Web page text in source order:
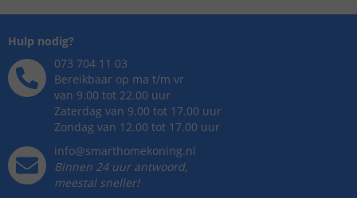
Hulp nodig?
073 704 11 03
Bereikbaar op ma t/m vr
van 9.00 tot 22.00 uur
Zaterdag van 9.00 tot 17.00 uur
Zondag van 12.00 tot 17.00 uur
info@smarthomekoning.nl
Binnen 24 uur antwoord,
meestal sneller!